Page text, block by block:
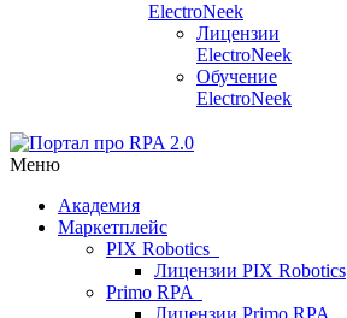
ElectroNeek
Лицензии
ElectroNeek
Обучение
ElectroNeek
Меню
Академия
Маркетплейс
PIX Robotics
Лицензии PIX Robotics
Primo RPA
Лицензии Primo RPA